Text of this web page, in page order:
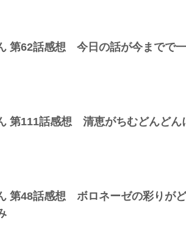
第62話感想 今日の話が今までで
第111話感想 清恵がちむどんどん
第48話感想 ボロネーゼの彩りが